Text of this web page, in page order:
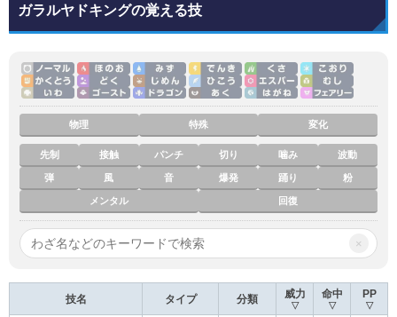
ガラルヤドキングの覚える技
物理 特殊 変化
先制 接触 パンチ 切り 噛み 波動
弾 風 音 爆発 踊り 粉
メンタル 回復
×
技名 タイプ 分類 威力
▽
命中
▽
PP
▽